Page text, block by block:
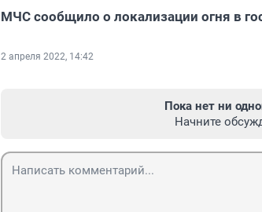
МЧС сообщило о локализации огня в
2 апреля 2022, 14:42
Пока нет ни
Начните